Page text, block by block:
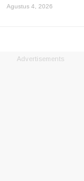
Agustus 4, 2026
Advertisements